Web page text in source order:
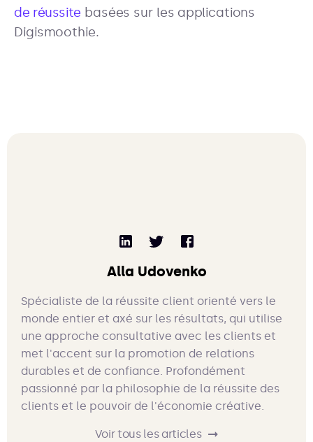
de réussite basées sur les applications
Digismoothie.
Alla Udovenko
Spécialiste de la réussite client orienté vers le
monde entier et axé sur les résultats, qui utilise
une approche consultative avec les clients et
met l'accent sur la promotion de relations
durables et de confiance. Profondément
passionné par la philosophie de la réussite des
clients et le pouvoir de l'économie créative.
Voir tous les articles